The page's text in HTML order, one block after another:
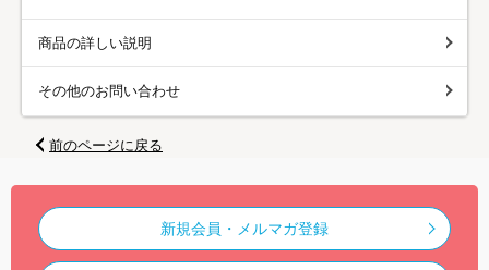
商品の詳しい説明
その他のお問い合わせ
前のページに戻る
新規会員・メルマガ登録